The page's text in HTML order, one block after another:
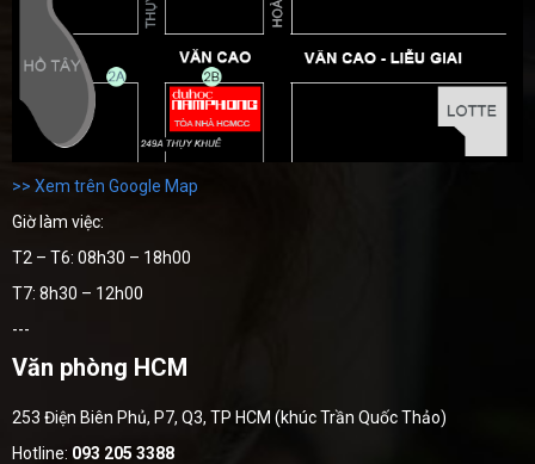
>> Xem trên Google Map
Giờ làm việc:
T2 – T6: 08h30 – 18h00
T7: 8h30 – 12h00
---
Văn phòng HCM
253 Điện Biên Phủ, P7, Q3, TP HCM (khúc Trần Quốc Thảo)
Hotline: 093 205 3388